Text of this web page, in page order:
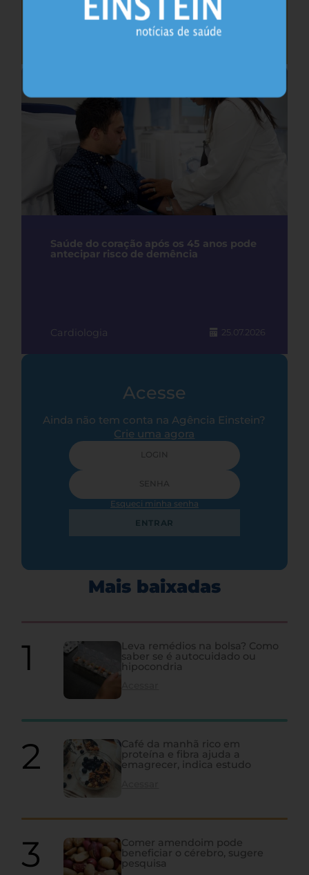
Saúde do coração após os 45 anos pode
antecipar risco de demência
Cardiologia 25.07.2026
Acesse
Ainda não tem conta na Agência Einstein?
Crie uma agora
Esqueci minha senha
ENTRAR
Mais baixadas
Leva remédios na bolsa? Como
saber se é autocuidado ou
hipocondria
Café da manhã rico em
proteína e fibra ajuda a
emagrecer, indica estudo
Comer amendoim pode
beneficiar o cérebro, sugere
pesquisa